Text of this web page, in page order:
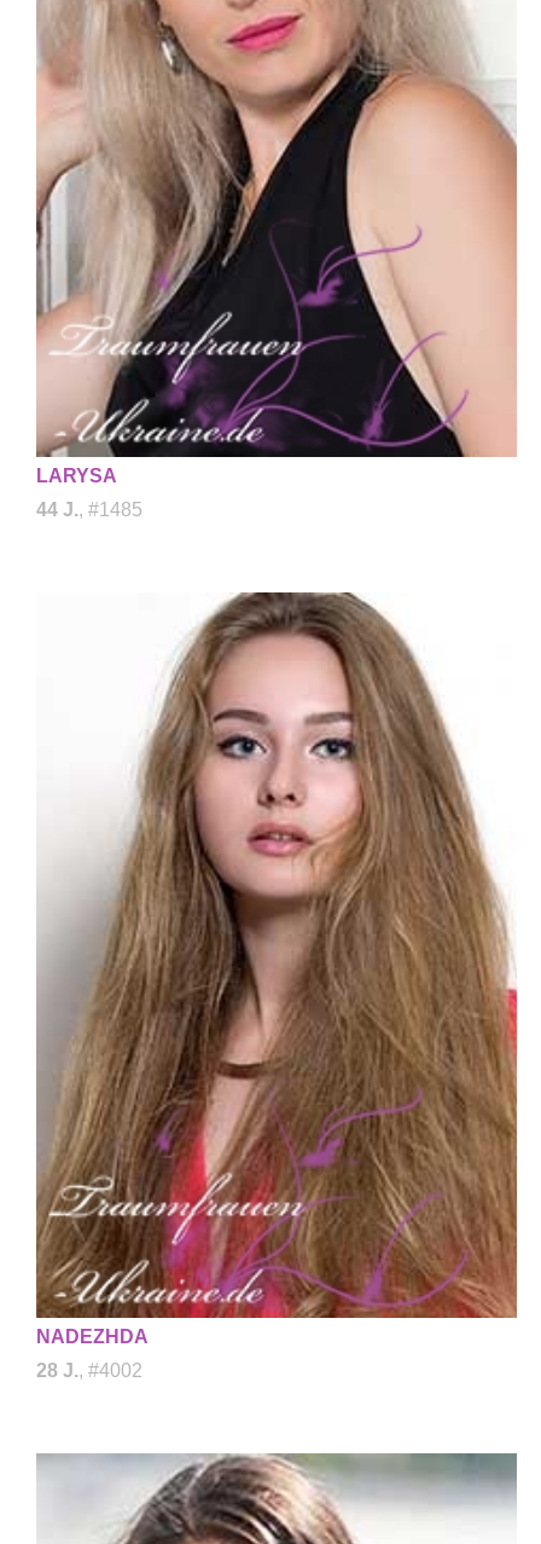
LARYSA
44 J., #1485
NADEZHDA
28 J., #4002